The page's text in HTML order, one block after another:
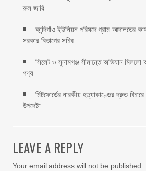
রুল জারি ‎
কান্দিগাঁও ইউনিয়ন পরিষদে গ্রাম আদালতের
সরকার বিভাগের সচিব ‎
সিলেট ও সুনামগঞ্জ সীমান্তে অভিযান মিললো
পণ্য
মিটফোর্ডের নারকীয় হত্যাকাণ্ডের দ্রুত
উপদেষ্টা
LEAVE A REPLY
Your email address will not be published.